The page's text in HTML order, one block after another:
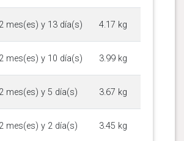
mes(es) y 13 día(s) 4.17 kg
mes(es) y 10 día(s) 3.99 kg
mes(es) y 5 día(s) 3.67 kg
mes(es) y 2 día(s) 3.45 kg